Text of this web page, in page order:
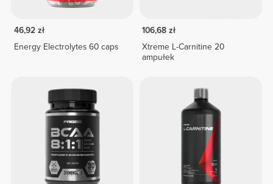
46,92 zł
Energy Electrolytes 60 caps
106,68 zł
Xtreme L-Carnitine 20
ampułek